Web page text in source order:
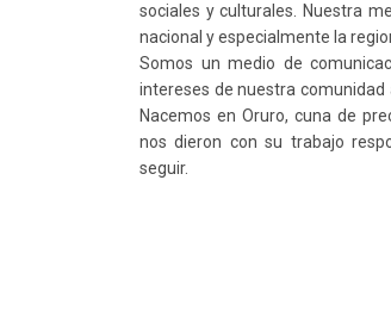
sociales y culturales. Nuestra
nacional y especialmente la
Somos un medio de
intereses de nuestra comunidad
Nacemos en Oruro, cuna de
nos dieron con su trabajo
seguir.